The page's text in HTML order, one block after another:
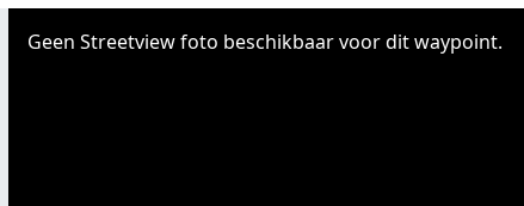
Geen Streetview foto beschikbaar voor dit waypoint.